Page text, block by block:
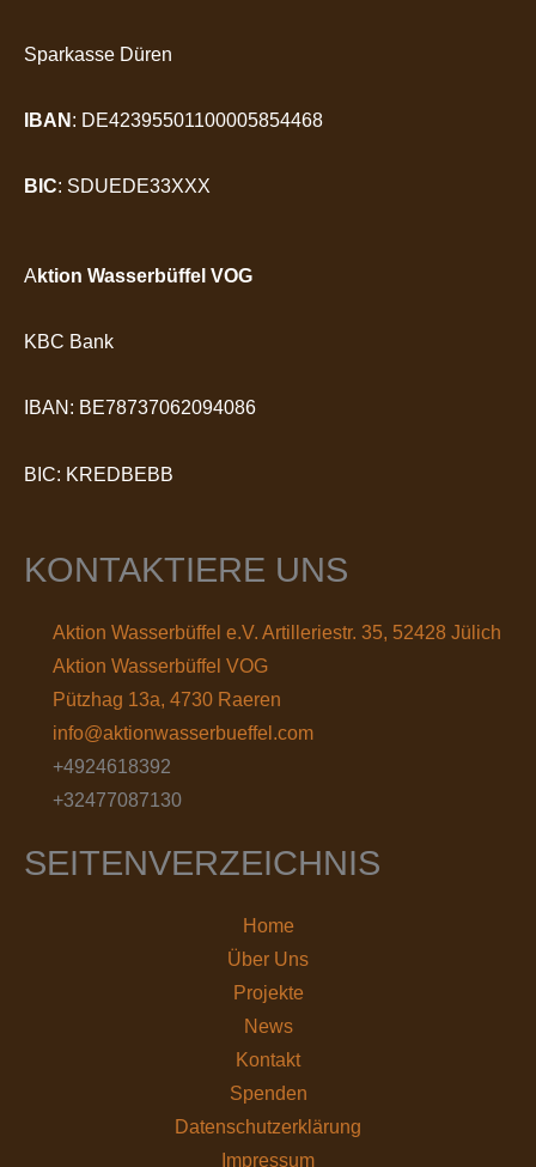
Sparkasse Düren
IBAN : DE42395501100005854468
BIC: SDUEDE33XXX
A ktion Wasserbüffel VOG
KBC Bank
IBAN: BE78737062094086
BIC: KREDBEBB
KONTAKTIERE UNS
Aktion Wasserbüffel e.V. Artilleriestr. 35, 52428 Jülich
Aktion Wasserbüffel VOG
Pützhag 13a, 4730 Raeren
info@aktionwasserbueffel.com
+4924618392
+32477087130
SEITENVERZEICHNIS
Home
Über Uns
Projekte
News
Kontakt
Spenden
Datenschutz­erklärung
Impressum